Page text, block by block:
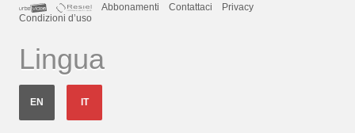
Abbonamenti
Contattaci
Privacy
Condizioni d’uso
Lingua
EN IT